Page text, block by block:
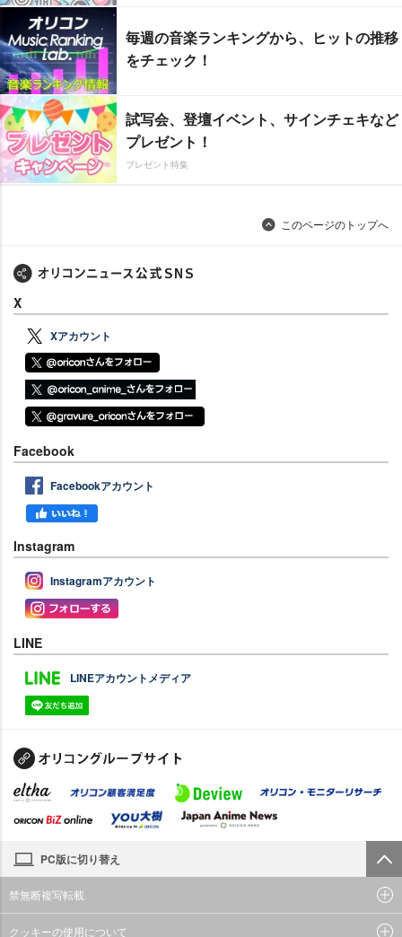
毎週の音楽ランキングから、ヒットの推移
をチェック！
試写会、登壇イベント、サインチェキなど
プレゼント！
プレゼント特集
このページのトップへ
X
Xアカウント
Facebook
Facebookアカウント
Instagram
Instagramアカウント
LINE
LINEアカウントメディア
PC版に切り替え
禁無断複写転載
クッキーの使用について